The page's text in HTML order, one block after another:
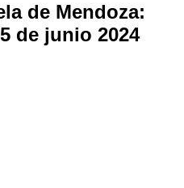
de Mendoza:
de junio 2024